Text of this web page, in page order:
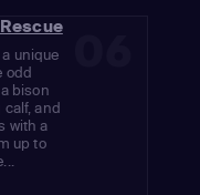
unique
odd
bison
and
with a
up to